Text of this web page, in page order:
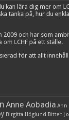
kan lära dig mer om
tänka på, hur du
2009 och har som
LCHF på ett ställe.
för att allt
Anne Aobadia Ann
Birgitta Höglund Bitten